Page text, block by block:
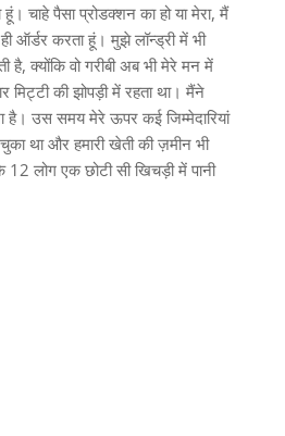
चाहे पैसा प्रोडक्शन का हो या मेरा, मैं
ऑर्डर करता हूं। मुझे लॉन्ड्री में भी
है, क्योंकि वो गरीबी अब भी मेरे मन में
मिट्टी की झोपड़ी में रहता था। मैंने
है। उस समय मेरे ऊपर कई जिम्मेदारियां
था और हमारी खेती की ज़मीन भी
12 लोग एक छोटी सी खिचड़ी में पानी